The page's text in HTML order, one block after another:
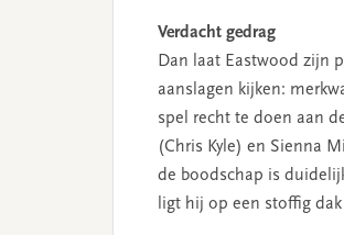
Verdacht gedrag
Dan laat Eastwood zijn
aanslagen kijken:
spel recht te doen aan
(Chris Kyle) en Sienna
de boodschap is
ligt hij op een stoffig